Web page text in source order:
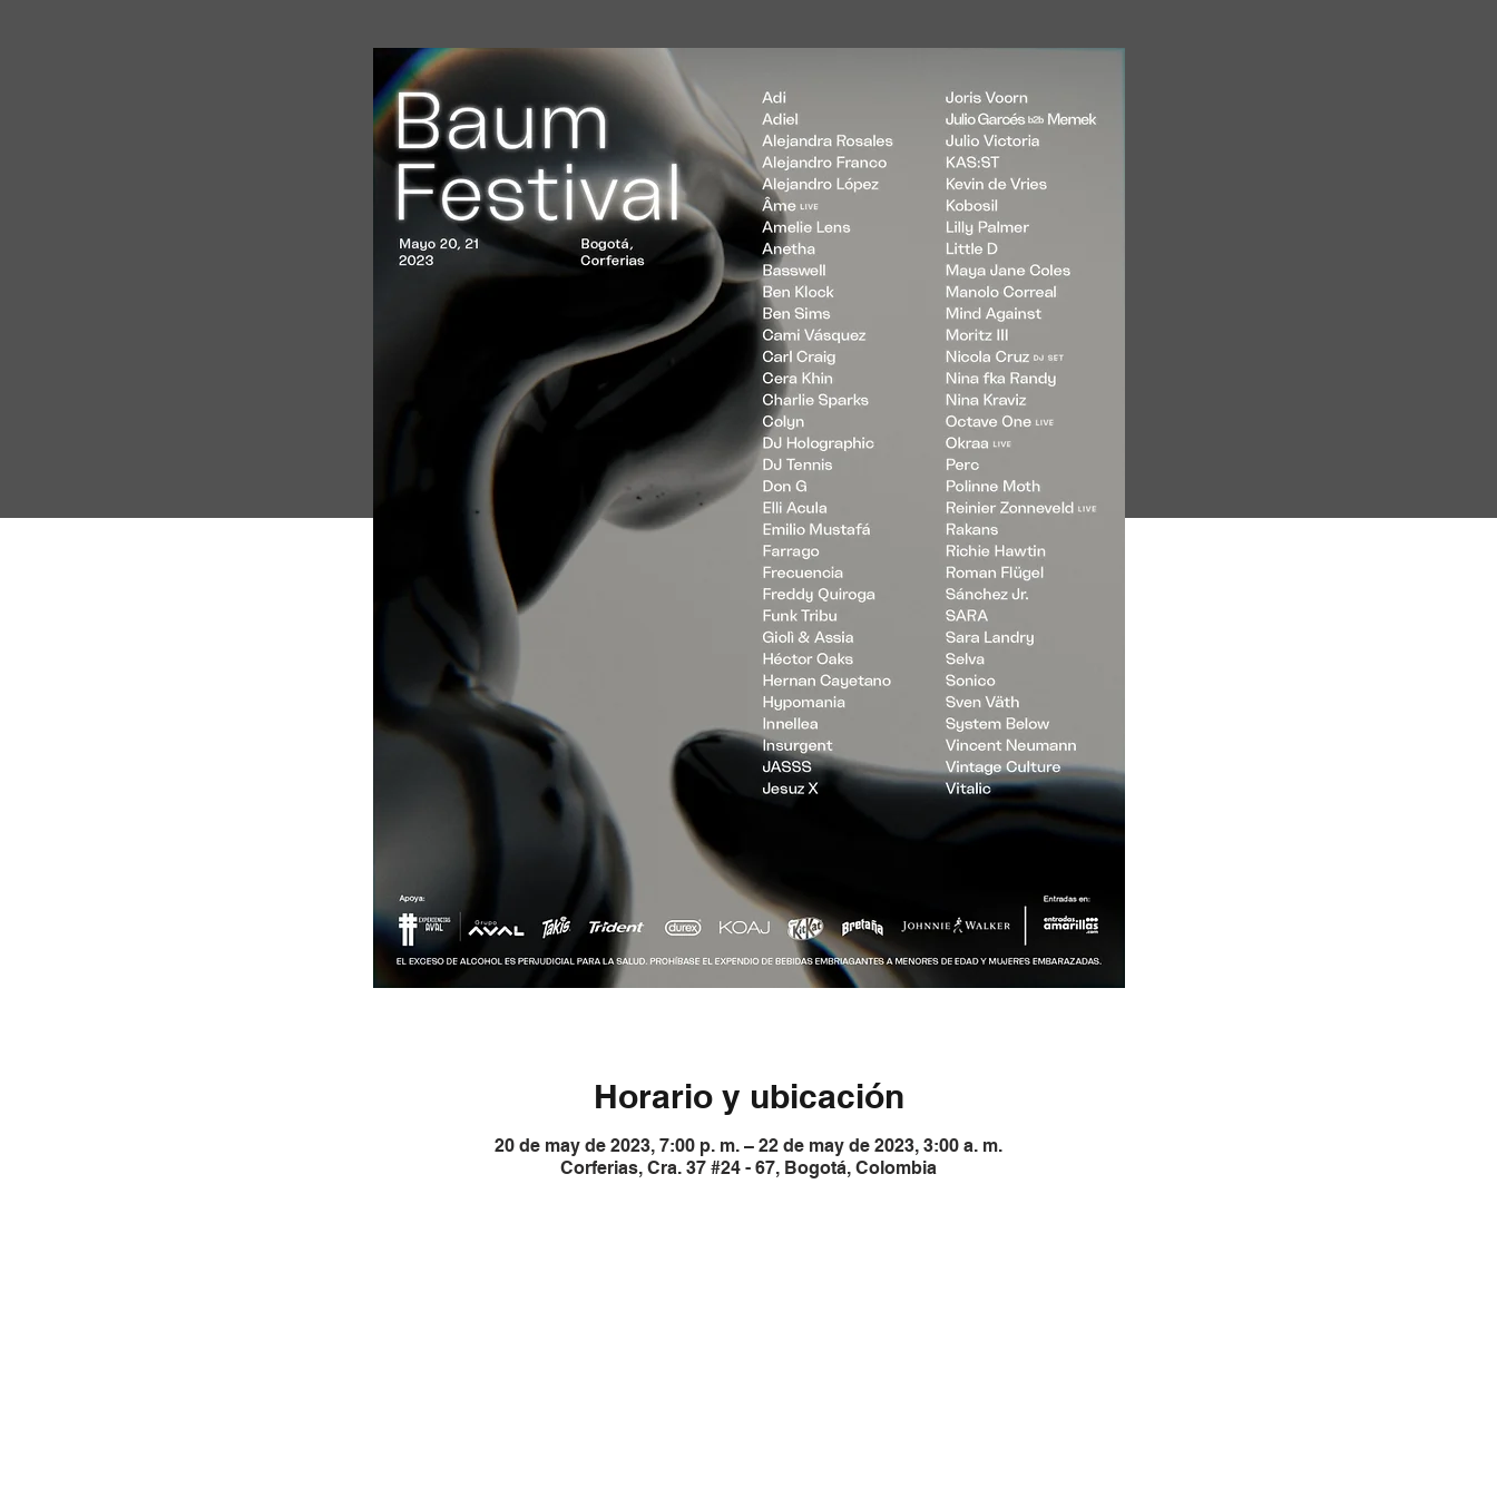
Horario y ubicación
20 de may de 2023, 7:00 p. m. – 22 de may de 2023, 3:00 a. m.
Corferias, Cra. 37 #24 - 67, Bogotá, Colombia